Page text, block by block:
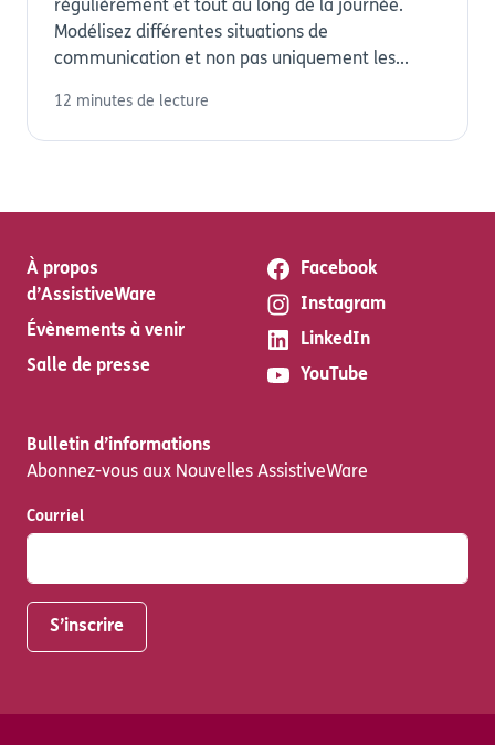
régulièrement et tout au long de la journée.
Modélisez différentes situations de
communication et non pas uniquement les...
12 minutes de lecture
À propos
d’AssistiveWare
Évènements à venir
Salle de presse
Facebook
Instagram
LinkedIn
YouTube
Bulletin d’informations
Abonnez-vous aux Nouvelles AssistiveWare
Courriel